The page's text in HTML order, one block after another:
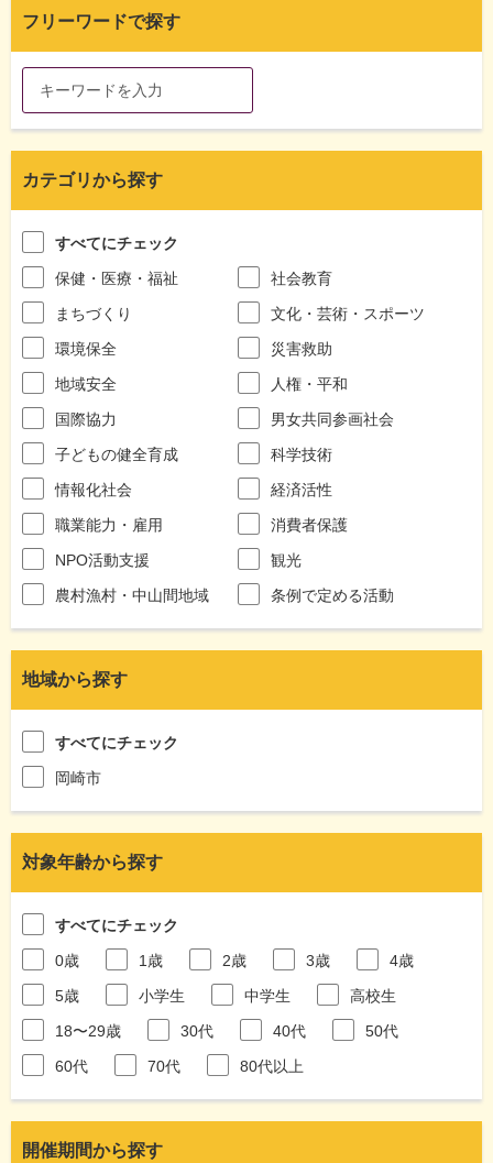
フリーワードで探す
カテゴリから探す
すべてにチェック
保健・医療・福祉
社会教育
まちづくり
文化・芸術・スポーツ
環境保全
災害救助
地域安全
人権・平和
国際協力
男女共同参画社会
子どもの健全育成
科学技術
情報化社会
経済活性
職業能力・雇用
消費者保護
NPO活動支援
観光
農村漁村・中山間地域
条例で定める活動
地域から探す
すべてにチェック
岡崎市
対象年齢から探す
すべてにチェック
0歳
1歳 2歳 3歳
4歳
5歳
小学生 中学生
高校生
18〜29歳
30代 40代
50代
60代
70代 80代以上
開催期間から探す